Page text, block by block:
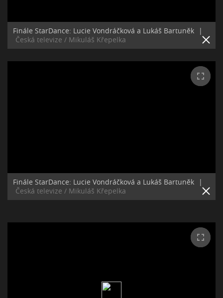
Finále StarDance: Lucie Vondráčková a Lukáš Bartuněk
|
Česká televize / Mikuláš Křepelka
Finále StarDance: Lucie Vondráčková a Lukáš Bartuněk
|
Česká televize / Mikuláš Křepelka